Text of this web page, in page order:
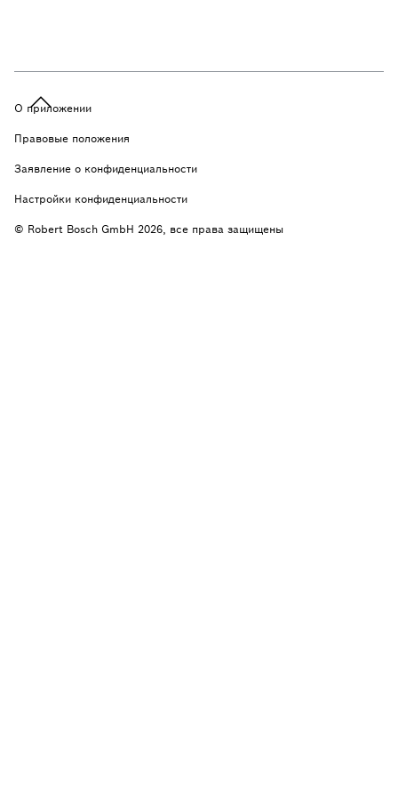
О приложении
Правовые положения
Заявление о конфиденциальности
Настройки конфиденциальности
© Robert Bosch GmbH 2026, все права защищены